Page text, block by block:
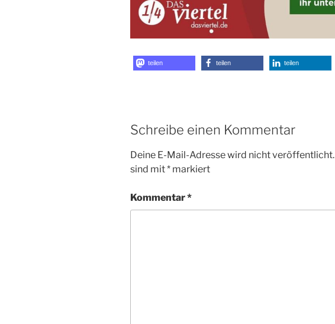
teilen teilen teilen
Schreibe einen Kommentar
Deine E-Mail-Adresse wird nicht veröffentlicht.
sind mit* markiert
Kommentar*